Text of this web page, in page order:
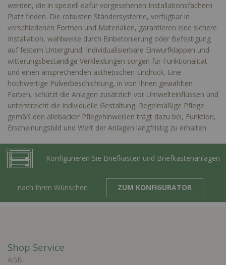
werden, die in speziell dafür vorgesehenen Installationsfächern
Platz finden. Die robusten Ständersysteme, verfügbar in
verschiedenen Formen und Materialien, garantieren eine sichere
Installation, wahlweise durch Einbetonierung oder Befestigung
auf festem Untergrund. Individualisierbare Einwurfklappen und
witterungsbeständige Verkleidungen sorgen für Funktionalität
und einen ansprechenden ästhetischen Eindruck. Eine
hochwertige Pulverbeschichtung, in von Ihnen gewählten
Farben, schützt die Anlagen zusätzlich vor Umwelteinflüssen und
unterstreicht die individuelle Gestaltung. Regelmäßige Pflege
gemäß den allebacker Pflegehinweisen trägt dazu bei, Funktion,
Erscheinungsbild und Wert der Anlagen langfristig zu erhalten.
Konfigurieren Sie Briefkästen und Briefkastenanlagen
nach Ihren Wünschen ZUM KONFIGURATOR
Shop Service
AGB